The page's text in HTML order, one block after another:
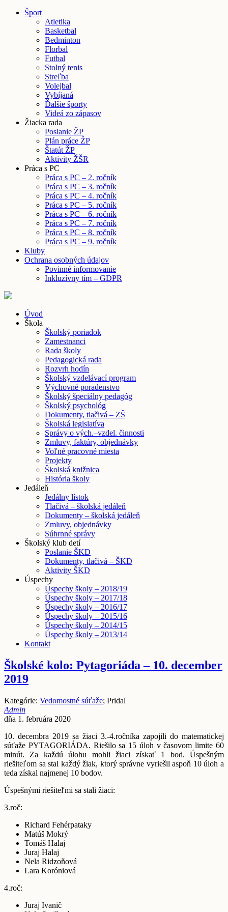
Šport
Atletika
Basketbal
Bedminton
Florbal
Futbal
Stolný tenis
Streľba
Volejbal
Vybíjaná
Ďalšie športy
Videá zo zápasov
Žiacka rada
Poslanie ŽP
Plán práce ŽP
Štatút ŽP
Aktivity ŽŠR
Práca s PC
Práca s PC – 2. ročník
Práca s PC – 3. ročník
Práca s PC – 4. ročník
Práca s PC – 5. ročník
Práca s PC – 6. ročník
Práca s PC – 7. ročník
Práca s PC – 8. ročník
Práca s PC – 9. ročník
Kluby
Ochrana osobných údajov
Povinné informovanie
Inkluzívny tím – GDPR
Úvod
Škola
Školský poriadok
Zamestnanci
Rada školy
Pedagogická rada
Rozvrh hodín
Školský vzdelávací program
Výchovné poradenstvo
Školský špeciálny pedagóg
Školský psychológ
Dokumenty, tlačivá – ZŠ
Školská legislatíva
Správy o vých.–vzdel. činnosti
Zmluvy, faktúry, objednávky
Voľné pracovné miesta
Projekty
Školská knižnica
História školy
Jedáleň
Jedálny lístok
Tlačivá – školská jedáleň
Dokumenty – školská jedáleň
Zmluvy, objednávky
Súhrnné správy
Školský klub detí
Poslanie ŠKD
Dokumenty, tlačivá – ŠKD
Aktivity ŠKD
Úspechy
Úspechy školy – 2018/19
Úspechy školy – 2017/18
Úspechy školy – 2016/17
Úspechy školy – 2015/16
Úspechy školy – 2014/15
Úspechy školy – 2013/14
Kontakt
Školské kolo: Pytagoriáda – 10. december
2019
Kategórie: Vedomostné súťaže; Pridal
Admin
dňa 1. februára 2020
10. decembra 2019 sa žiaci 3.-4.ročníka zapojili do matematickej
súťaže PYTAGORIÁDA. Riešilo sa 15 úloh v časovom limite 60
minút. Za každú úlohu mohli žiaci získať 1 bod. Úspešným
riešiteľom sa stal každý žiak, ktorý správne vyriešil aspoň 10 úloh a
teda získal najmenej 10 bodov.
Úspešnými riešiteľmi sa stali žiaci:
3.roč:
Richard Fehérpataky
Matúš Mokrý
Tomáš Halaj
Juraj Halaj
Nela Ridzoňová
Lara Koróniová
4.roč:
Juraj Ivanič